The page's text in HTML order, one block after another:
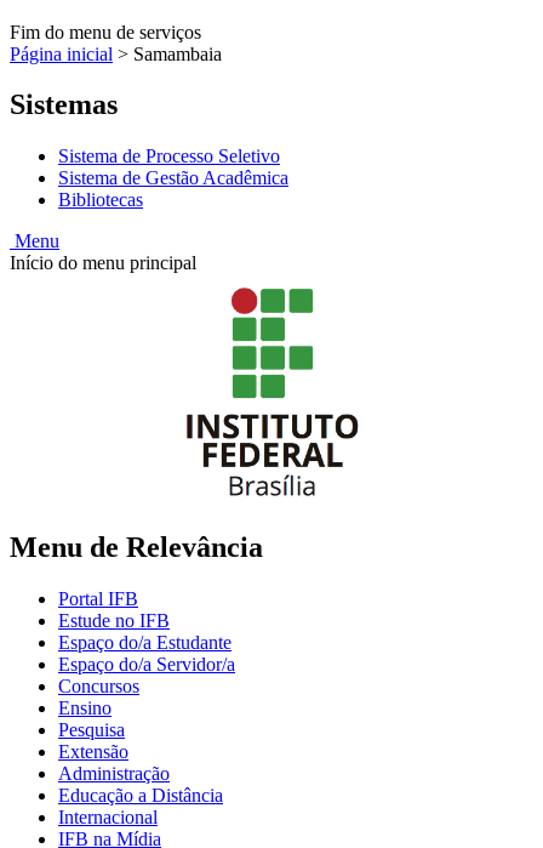
Fim do menu de serviços
Página inicial > Samambaia
Sistemas
Sistema de Processo Seletivo
Sistema de Gestão Acadêmica
Bibliotecas
Menu
Início do menu principal
Menu de Relevância
Portal IFB
Estude no IFB
Espaço do/a Estudante
Espaço do/a Servidor/a
Concursos
Ensino
Pesquisa
Extensão
Administração
Educação a Distância
Internacional
IFB na Mídia